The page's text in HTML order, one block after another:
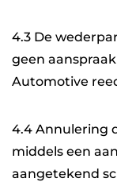
4.3 De
geen
Automotive
4.4 Annulering
middels een
aangetekend